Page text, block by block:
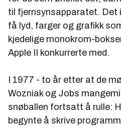
til fjernsynsapparatet. Det
få lyd, farger og grafikk
kjedelige monokrom-
Apple II konkurrerte med.
I 1977 - to år etter at de
Wozniak og Jobs
snøballen fortsatt å rulle:
begynte å skrive